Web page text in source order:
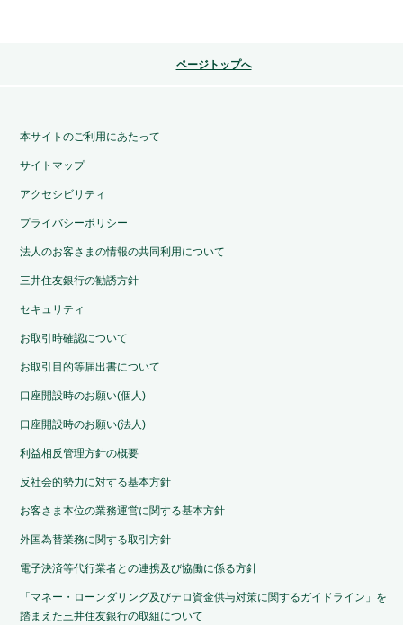
ページトップへ
本サイトのご利用にあたって
サイトマップ
アクセシビリティ
プライバシーポリシー
法人のお客さまの情報の共同利用について
三井住友銀行の勧誘方針
セキュリティ
お取引時確認について
お取引目的等届出書について
口座開設時のお願い(個人)
口座開設時のお願い(法人)
利益相反管理方針の概要
反社会的勢力に対する基本方針
お客さま本位の業務運営に関する基本方針
外国為替業務に関する取引方針
電子決済等代行業者との連携及び協働に係る方針
「マネー・ローンダリング及びテロ資金供与対策に関するガイドライン」を
踏まえた三井住友銀行の取組について